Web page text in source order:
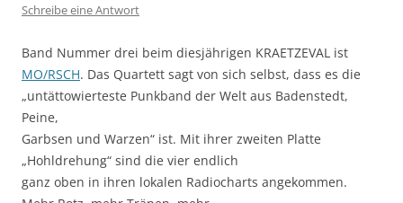
Schreibe eine Antwort
Band Nummer drei beim diesjährigen KRAETZEVAL ist
MO/RSCH. Das Quartett sagt von sich selbst, dass es die
„untättowierteste Punkband der Welt aus Badenstedt,
Peine,
Garbsen und Warzen“ ist. Mit ihrer zweiten Platte
„Hohldrehung“ sind die vier endlich
ganz oben in ihren lokalen Radiocharts angekommen.